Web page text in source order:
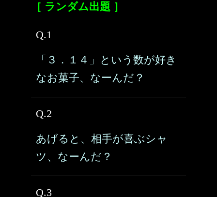
［ ランダム出題 ］
Q.1
「３．１４」という数が好き
なお菓子、なーんだ？
Q.2
あげると、相手が喜ぶシャ
ツ、なーんだ？
Q.3